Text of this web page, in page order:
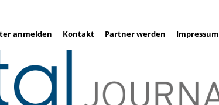
anmelden Kontakt Partner werden Impressum